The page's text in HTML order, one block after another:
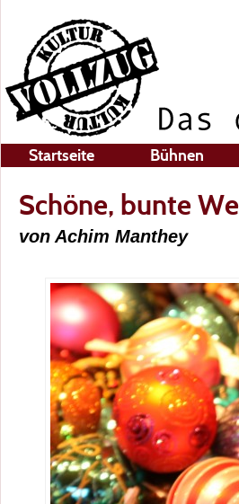
Startseite Bühnen
Schöne, bunte
von Achim Manthey